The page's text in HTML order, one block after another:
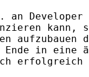
an
Ende in eine